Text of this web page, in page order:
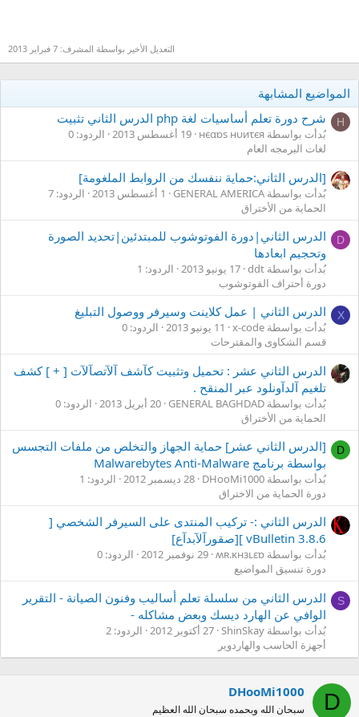
التعديل الأخير بواسطة المشرف: 7 فبراير 2013
المواضيع المشابهة
Н شرح دورة تعلم أساسيات لغة php الدرس الثاني تثبيت
بُدأت بواسطة нєαɒs нυиτєя 19 أغسطس 2013
الردود: 0
لغات البرمجه العام
[الدرس الثاني:حماية ننفسك من الروابط الملغومة]
بُدأت بواسطة GENERAL AMERICA 1 أغسطس 2013
الردود: 7
الحماية من الأختراق
D
الدرس الثاني|دورة الفوتوشوب للمبتدئين|تحديد الصورة
وتحجيم ابعادها
بُدأت بواسطة ddt 17 يونيو 2013
الردود: 1
دورة أحتراف الفوتوشوب
X الدرس الثاني | عمل كلاينت وسيرفر ووصول التبليغ
بُدأت بواسطة x-code 11 يونيو 2013
الردود: 0
قسم الشكاوى والمقترحات
الدرس الثاني عشر : تحميل وتثبيت كآشف آلآتصآلآت [ + ] كشف
تلغيم آلدآونلود عبر المنقح .
بُدأت بواسطة GENERAL BAGHDAD 20 أبريل 2013
الردود: 0
الحماية من الأختراق
D
[الدرس الثاني عشر] حماية الجهاز والتخلص من ملفات التجسس
بواسطة برنامج Malwarebytes Anti-Malware
بُدأت بواسطة DHooMi1000 28 ديسمبر 2012
الردود: 1
دورة الحماية من الاختراق
الدرس الثاني :- تركيب المنتدى على السيرفر الشخصي [
vBulletin 3.8.6 ][صقورآلآبدآع]
بُدأت بواسطة ʍʀ.ĸʜɜʟɛɒ 29 نوفمبر 2012
الردود: 0
دورة تنسيق المواضيع
S
الدرس الثاني من سلسلة تعلم أساليب وفنون الصيانة - التقرير
الوافي عن الهارد ديسك وبعض مشاكله -
بُدأت بواسطة ShinSkay 27 أكتوبر 2012
الردود: 2
أجهزة الحاسب والهاردوير
D
DHooMi1000
سبحان الله وبحمده سبحان الله العظيم